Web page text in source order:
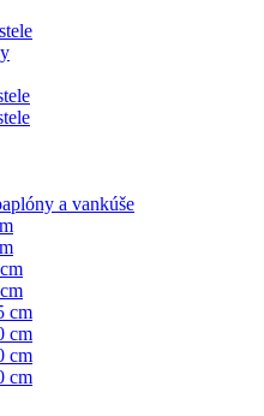
a vankúše
cm
cm
cm
cm